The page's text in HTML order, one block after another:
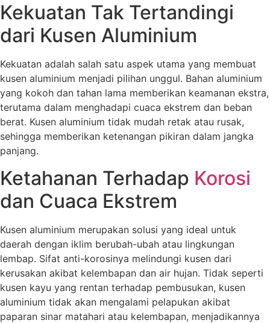
Kekuatan Tak Tertandingi
dari Kusen Aluminium
Kekuatan adalah salah satu aspek utama yang membuat
kusen aluminium menjadi pilihan unggul. Bahan aluminium
yang kokoh dan tahan lama memberikan keamanan ekstra,
terutama dalam menghadapi cuaca ekstrem dan beban
berat. Kusen aluminium tidak mudah retak atau rusak,
sehingga memberikan ketenangan pikiran dalam jangka
panjang.
Ketahanan Terhadap Korosi
dan Cuaca Ekstrem
Kusen aluminium merupakan solusi yang ideal untuk
daerah dengan iklim berubah-ubah atau lingkungan
lembap. Sifat anti-korosinya melindungi kusen dari
kerusakan akibat kelembapan dan air hujan. Tidak seperti
kusen kayu yang rentan terhadap pembusukan, kusen
aluminium tidak akan mengalami pelapukan akibat
paparan sinar matahari atau kelembapan, menjadikannya